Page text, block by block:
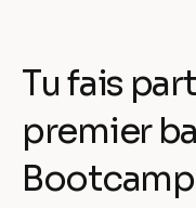
Tu fais
premier